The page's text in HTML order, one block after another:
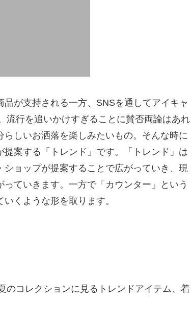
が支持される一方、SNSを通してアイキャ
流行を追いかけすぎることに賛否両論はあれ
しいお洒落を楽しみたいもの。そんな時に
案する「トレンド」です。「トレンド」は
ョップが提案することで広がっていき、現
ていきます。一方で「カウンター」という
くような形を取ります。
のコレクションに見るトレンドアイテム、着